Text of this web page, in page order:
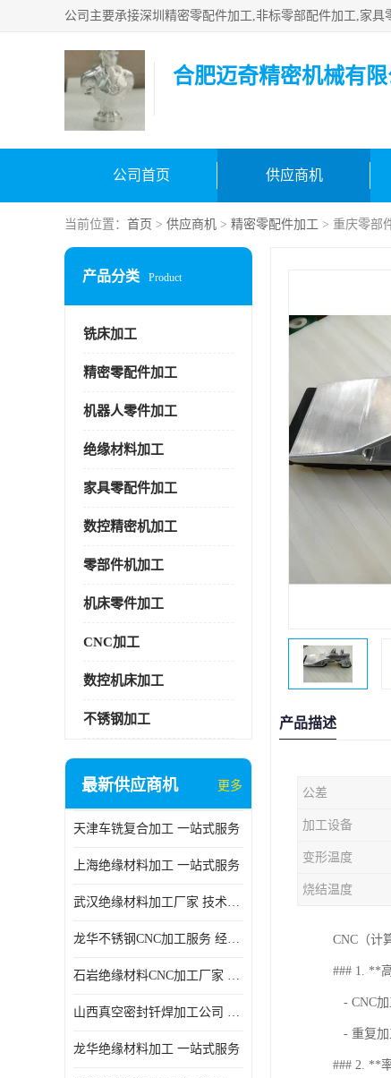
合肥迈奇精密机械有限
公司首页 供应商机
当前位置： 首页 > 供应商机 > 精密零配件加工 > 重庆零部
产品分类 Product
铣床加工
精密零配件加工
机器人零件加工
绝缘材料加工
家具零配件加工
数控精密机加工
零部件机加工
机床零件加工
CNC加工
数控机床加工
不锈钢加工
最新供应商机 更多
天津车铣复合加工 一站式服务
上海绝缘材料加工 一站式服务
武汉绝缘材料加工厂家 技术成熟
龙华不锈钢CNC加工服务 经验丰富
石岩绝缘材料CNC加工厂家 技术成熟
山西真空密封钎焊加工公司 经验丰富
龙华绝缘材料加工 一站式服务
产品描述
公差
加工设备
变形温度
烧结温度
CNC（计
### 1. **
- CNC加
- 重复加
### 2. **